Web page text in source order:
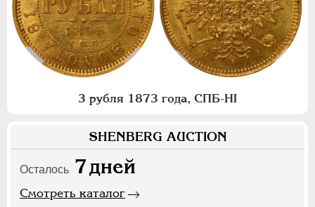
3 рубля 1873 года, СПБ-НI
SHENBERG AUCTION
Осталось 7дней
Смотреть каталог